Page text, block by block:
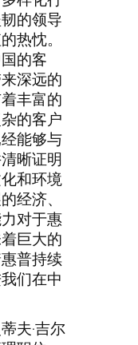
的领导
热忱。
的客
深远的
丰富的
的客户
能够与
晰证明
和环境
经济、
对于惠
巨大的
普持续
们在中
夫·吉尔